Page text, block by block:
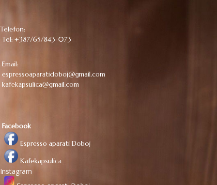
Telefon:
Tel: +387/65/843-073
Email:
espressoaparatidoboj@gmail.com
kafekapsulica@gmail.com
Facebook
Espresso aparati Doboj
Kafekapsulica
Instagram